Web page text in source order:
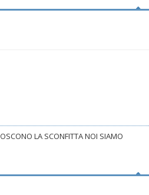
LA SCONFITTA NOI SIAMO